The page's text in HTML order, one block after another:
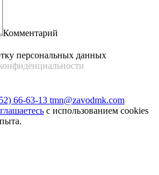
Комментарий
персональных данных
66-63-13 tmn@zavodmk.com
с использованием cookies